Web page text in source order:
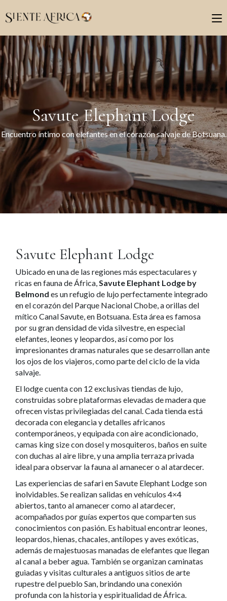
Savute Elephant Lodge
Encuentro íntimo con elefantes en el corazón salvaje de Botsuana.
Savute Elephant Lodge
Ubicado en una de las regiones más espectaculares y
ricas en fauna de África, Savute Elephant Lodge by
Belmond es un refugio de lujo perfectamente integrado
en el corazón del Parque Nacional Chobe, a orillas del
mítico Canal Savute, en Botsuana. Esta área es famosa
por su gran densidad de vida silvestre, en especial
elefantes, leones y leopardos, así como por los
impresionantes dramas naturales que se desarrollan ante
los ojos de los viajeros, como parte del ciclo de la vida
salvaje.
El lodge cuenta con 12 exclusivas tiendas de lujo,
construidas sobre plataformas elevadas de madera que
ofrecen vistas privilegiadas del canal. Cada tienda está
decorada con elegancia y detalles africanos
contemporáneos, y equipada con aire acondicionado,
camas king size con dosel y mosquiteros, baños en suite
con duchas al aire libre, y una amplia terraza privada
ideal para observar la fauna al amanecer o al atardecer.
Las experiencias de safari en Savute Elephant Lodge son
inolvidables. Se realizan salidas en vehículos 4×4
abiertos, tanto al amanecer como al atardecer,
acompañados por guías expertos que comparten sus
conocimientos con pasión. Es habitual encontrar leones,
leopardos, hienas, chacales, antílopes y aves exóticas,
además de majestuosas manadas de elefantes que llegan
al canal a beber agua. También se organizan caminatas
guiadas y visitas culturales a antiguos sitios de arte
rupestre del pueblo San, brindando una conexión
profunda con la historia y espiritualidad de África.